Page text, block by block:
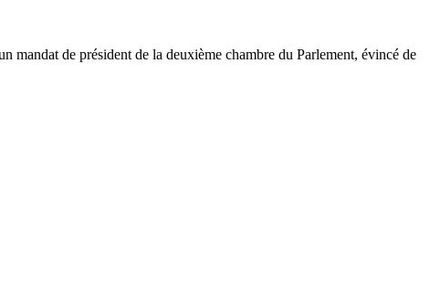
mandat de président de la deuxième chambre du Parlement, évincé de